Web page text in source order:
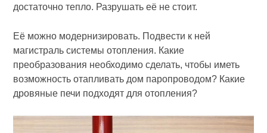
достаточно тепло. Разрушать её не стоит.
Её можно модернизировать. Подвести к ней
магистраль системы отопления. Какие
преобразования необходимо сделать, чтобы иметь
возможность отапливать дом паропроводом? Какие
дровяные печи подходят для отопления?